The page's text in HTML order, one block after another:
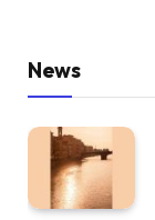
News